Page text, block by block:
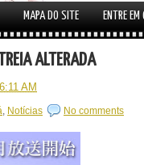
MAPA DO SITE ENTRE EM
ALTERADA
6:11 AM
, Notícias No comments